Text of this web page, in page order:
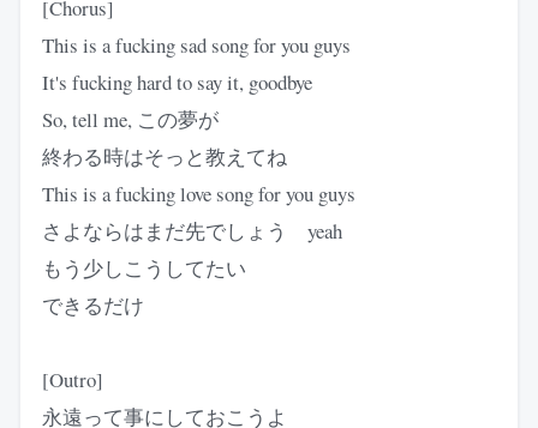
[Chorus]
This is a fucking sad song for you guys
It's fucking hard to say it, goodbye
So, tell me, この夢が
終わる時はそっと教えてね
This is a fucking love song for you guys
さよならはまだ先でしょう yeah
もう少しこうしてたい
できるだけ
[Outro]
永遠って事にしておこうよ